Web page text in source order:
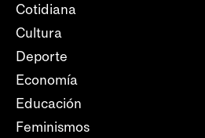
Cotidiana
Cultura
Deporte
Economía
Educación
Feminismos